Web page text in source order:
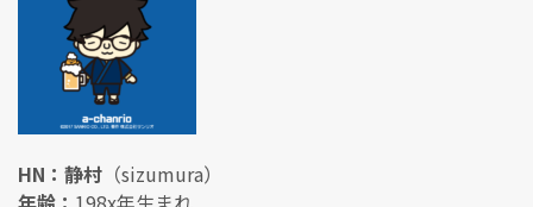
HN：静村 （sizumura）